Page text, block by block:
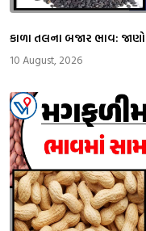
કાળા તલના બજાર ભાવ:
10 August, 2026